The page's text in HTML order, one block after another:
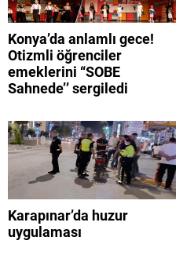
Konya’da anlamlı gece!
Otizmli öğrenciler
emeklerini “SOBE
Sahnede’’ sergiledi
Karapınar’da huzur
uygulaması